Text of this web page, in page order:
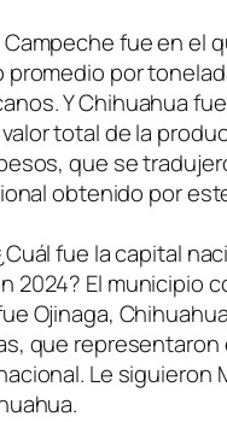
fue en el
promedio por
Y Chihuahua
total de la
que se
obtenido por
fue la capital
2024? El municipio
Ojinaga,
que representaron
Le siguieron